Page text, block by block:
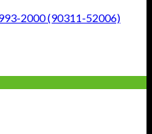
2000 (90311-52006)